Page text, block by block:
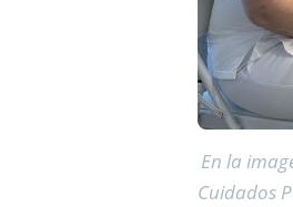
En la
Cuidados